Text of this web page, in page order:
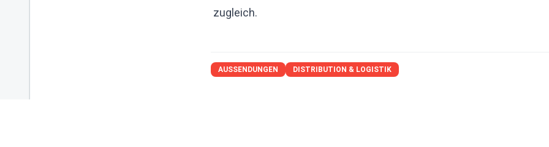
zugleich.
AUSSENDUNGEN DISTRIBUTION & LOGISTIK